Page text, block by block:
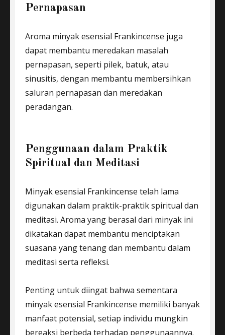
Pernapasan
Aroma minyak esensial Frankincense juga
dapat membantu meredakan masalah
pernapasan, seperti pilek, batuk, atau
sinusitis, dengan membantu membersihkan
saluran pernapasan dan meredakan
peradangan.
Penggunaan dalam Praktik
Spiritual dan Meditasi
Minyak esensial Frankincense telah lama
digunakan dalam praktik-praktik spiritual dan
meditasi. Aroma yang berasal dari minyak ini
dikatakan dapat membantu menciptakan
suasana yang tenang dan membantu dalam
meditasi serta refleksi.
Penting untuk diingat bahwa sementara
minyak esensial Frankincense memiliki banyak
manfaat potensial, setiap individu mungkin
bereaksi berbeda terhadap penggunaannya.